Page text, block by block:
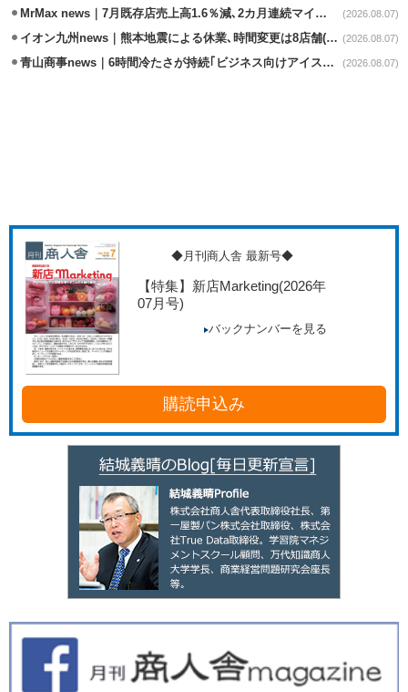
MrMax news｜7月既存店売上高1.6％減､2カ月連続マイナス (2026.08.07)
イオン九州news｜熊本地震による休業､時間変更は8店舗(8/7時点) (2026.08.07)
青山商事news｜6時間冷たさが持続｢ビジネス向けアイスベスト｣発売 (2026.08.07)
◆月刊商人舎 最新号◆
【特集】新店Marketing(2026年
07月号)
バックナンバーを見る
購読申込み